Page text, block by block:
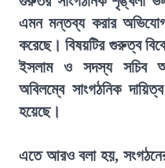
এমন মন্তব্য করার অভিযোগ
করেছে। বিষয়টির গুরুত্ব
ইসলাম ও সদস্য সচিব
অবিলম্বে সাংগঠনিক
হয়েছে।
এতে আরও বলা হয়,